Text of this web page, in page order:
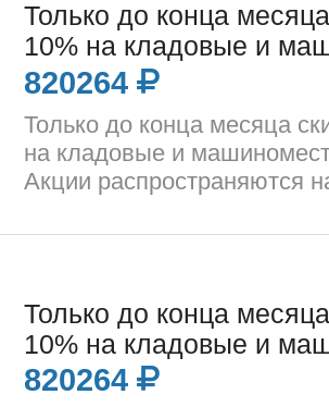
Только до конца
10% на кладовые и
820264
Только до конца месяца
на кладовые и
Акции распространяются
Только до конца
10% на кладовые и
820264